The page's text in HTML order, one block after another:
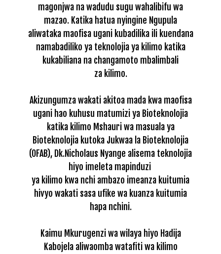
magonjwa na wadudu sugu wahalibifu wa
mazao. Katika hatua nyingine Ngupula
aliwataka maofisa ugani kubadilika ili kuendana
namabadiliko ya teknolojia ya kilimo katika
kukabiliana na changamoto mbalimbali
za kilimo.
Akizungumza wakati akitoa mada kwa maofisa
ugani hao kuhusu matumizi ya Bioteknolojia
katika kilimo Mshauri wa masuala ya
Bioteknolojia kutoka Jukwaa la Bioteknolojia
(OFAB), Dk.Nicholaus Nyange alisema teknolojia
hiyo imeleta mapinduzi
ya kilimo kwa nchi ambazo imeanza kuitumia
hivyo wakati sasa ufike wa kuanza kuitumia
hapa nchini.
Kaimu Mkurugenzi wa wilaya hiyo Hadija
Kabojela aliwaomba watafiti wa kilimo